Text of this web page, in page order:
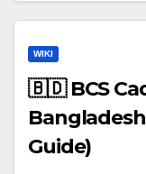
WIKI
🇧🇩 BCS
Guide)